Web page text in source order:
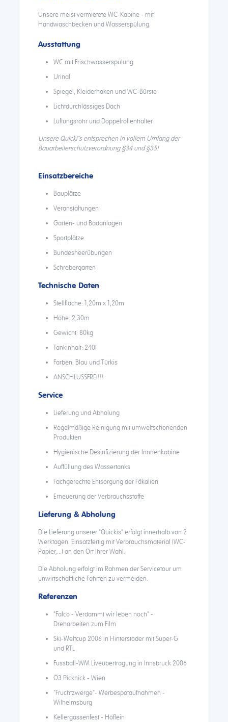
Unsere meist vermietete WC-Kabine - mit
Handwaschbecken und Wasserspülung.
Ausstattung
WC mit Frischwasserspülung
Urinal
Spiegel, Kleiderhaken und WC-Bürste
Lichtdurchlässiges Dach
Lüftungsrohr und Doppelrollenhalter
Unsere Quicki´s entsprechen in vollem Umfang der
Bauarbeiterschutzverordnung §34 und §35!
Einsatzbereiche
Bauplätze
Veranstaltungen
Garten- und Badanlagen
Sportplätze
Bundesheerübungen
Schrebergarten
Technische Daten
Stellfläche: 1,20m x 1,20m
Höhe: 2,30m
Gewicht: 80kg
Tankinhalt: 240l
Farben: Blau und Türkis
ANSCHLUSSFREI!!!
Service
Lieferung und Abholung
Regelmäßige Reinigung mit umweltschonenden
Produkten
Hygienische Desinfizierung der Innnenkabine
Auffüllung des Wassertanks
Fachgerechte Entsorgung der Fäkalien
Erneuerung der Verbrauchsstoffe
Lieferung & Abholung
Die Lieferung unserer "Quickis" erfolgt innerhalb von 2
Werktagen. Einsatzfertig mit Verbrauchsmaterial (WC-
Papier,...) an den Ort Ihrer Wahl.
Die Abholung erfolgt im Rahmen der Servicetour um
unwirtschaftliche Fahrten zu vermeiden.
Referenzen
"Falco - Verdammt wir leben noch" -
Dreharbeiten zum Film
Ski-Weltcup 2006 in Hinterstoder mit Super-G
und RTL
Fussball-WM Liveübertragung in Innsbruck 2006
Ö3 Picknick - Wien
"Fruchtzwerge"- Werbespotaufnahmen -
Wilhelmsburg
Kellergassenfest - Höflein